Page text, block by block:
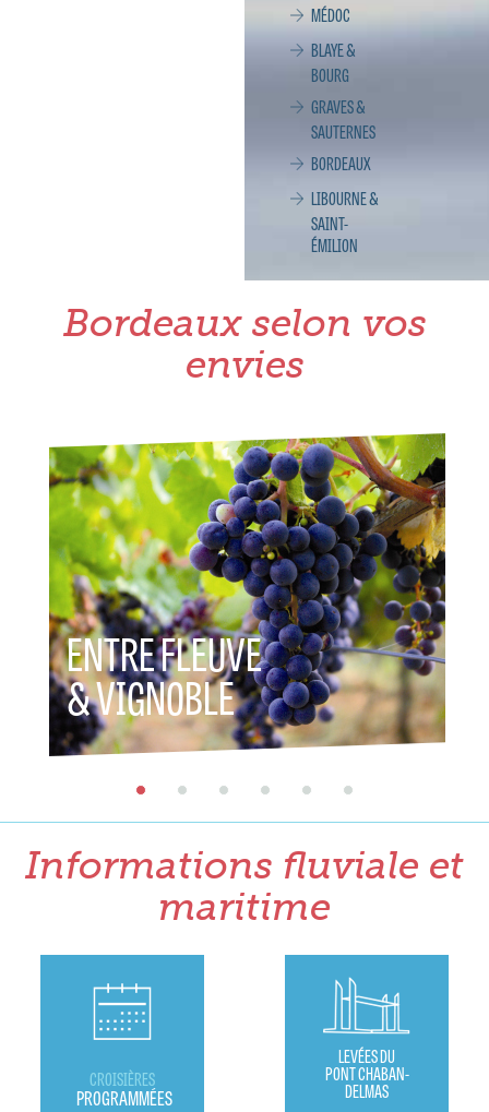
MÉDOC
BLAYE &
BOURG
GRAVES &
SAUTERNES
BORDEAUX
LIBOURNE &
SAINT-
ÉMILION
Bordeaux selon vos
envies
ENTRE FLEUVE
& VIGNOBLE &
Informations fluviale et
maritime
CROISIÈRES
PROGRAMMÉES
LEVÉES DU
PONT CHABAN-
DELMAS